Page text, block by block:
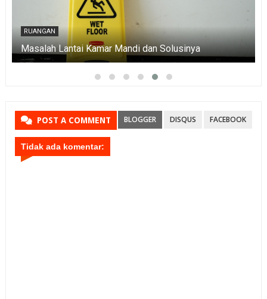
RUANGAN
Masalah Lantai Kamar Mandi dan Solusinya
POST A COMMENT BLOGGER DISQUS FACEBOOK
Tidak ada komentar: